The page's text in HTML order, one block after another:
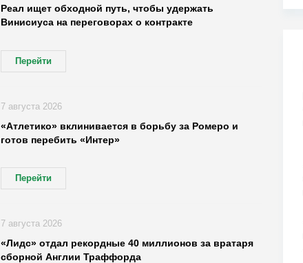
Реал ищет обходной путь, чтобы удержать
Винисиуса на переговорах о контракте
Перейти
«Атлетико» вклинивается в борьбу за Ромеро и
готов перебить «Интер»
Перейти
7 августа 2026
«Лидс» отдал рекордные 40 миллионов за вратаря
сборной Англии Траффорда
7 августа 2026